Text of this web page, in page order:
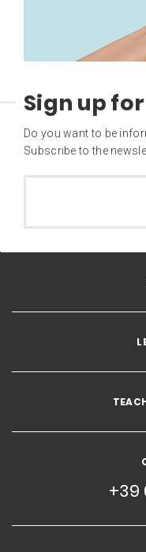
Sign up
Do you want to be
Subscribe to the
+39